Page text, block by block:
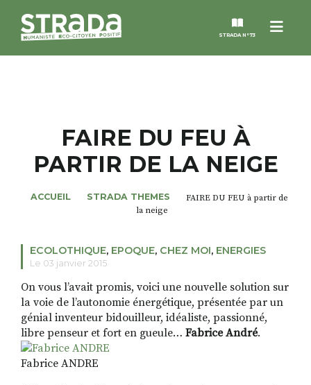
Menu
STRADA N°73
MAGAZINES
NOS THÈMES
ALTER STRADA
ROSÉE DE MAI
RECHERCHER
FAIRE DU FEU À
PARTIR DE LA NEIGE
ACCUEIL STRADA THEMES
FAIRE DU FEU à partir de
la neige
ECOLOTHIQUE, EPOQUE, CHEZ MOI, ENERGIES
Le 03 janvier 2015
On vous l’avait promis, voici une nouvelle solution sur
la voie de l’autonomie énergétique, présentée par un
génial inventeur bidouilleur, idéaliste, passionné,
libre penseur et fort en gueule… Fabrice André.
Fabrice ANDRE